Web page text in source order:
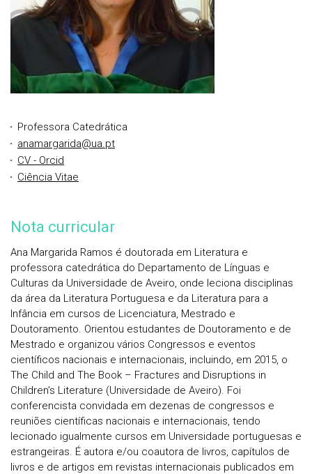
Professora Catedrática
anamargarida@ua.pt
CV - Orcid
Ciência Vitae
Nota curricular
Ana Margarida Ramos é doutorada em Literatura e
professora catedrática do Departamento de Línguas e
Culturas da Universidade de Aveiro, onde leciona disciplinas
da área da Literatura Portuguesa e da Literatura para a
Infância em cursos de Licenciatura, Mestrado e
Doutoramento. Orientou estudantes de Doutoramento e de
Mestrado e organizou vários Congressos e eventos
científicos nacionais e internacionais, incluindo, em 2015, o
The Child and The Book – Fractures and Disruptions in
Children’s Literature (Universidade de Aveiro). Foi
conferencista convidada em dezenas de congressos e
reuniões científicas nacionais e internacionais, tendo
lecionado igualmente cursos em Universidade portuguesas e
estrangeiras. É autora e/ou coautora de livros, capítulos de
livros e de artigos em revistas internacionais publicados em